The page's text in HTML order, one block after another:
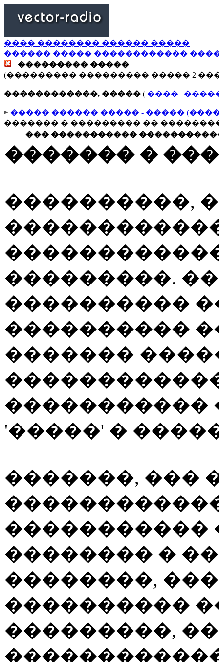
���� �������� ������ �����
������ ����� ������������
��������� �����
(��������� ��������� ����� 2
������������, ����� ( ���� |
����� ������ ����� - �����
������� � ��������� ��
��� �����������
������� �
����������,
���������.
����������
����������
�������
�����������
'�����' �
�������, ���
�����������
�������� �
��������,
����������
���������,